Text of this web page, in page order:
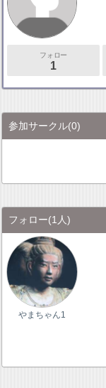
フォロー
1
参加サークル(0)
フォロー(1人)
やまちゃん1